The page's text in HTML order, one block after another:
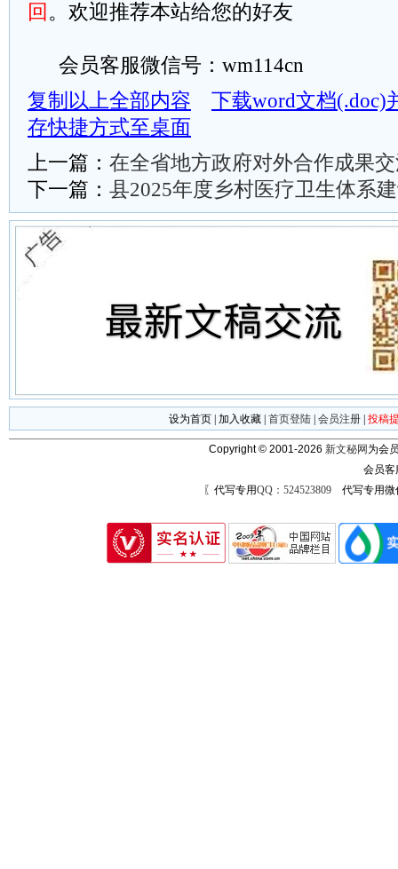
回 。欢迎推荐本站给您的好友
会员客服微信号：wm114cn
复制以上全部内容
下载word文档(.doc)
存快捷方式至桌面
上一篇： 在全省地方政府对外合作成果
下一篇： 县2025年度乡村医疗卫生体系
设为首页 加入收藏 首页登陆 会员注册 投稿
Copyright © 2001-2026 新文秘网 为会
会员
〖代写专用QQ：524523809代写专用微